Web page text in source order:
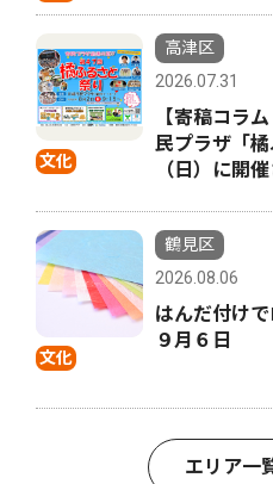
文化
高津区
2026.07.31
【寄稿コラ
民プラザ「
（日）に開
文化
鶴見区
2026.08.06
はんだ付け
９月６日
エリア一